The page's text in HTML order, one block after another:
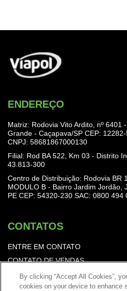
ENDEREÇO
Matriz: Rodovia Vito Ardito, nº 6401
Grande - Caçapava/SP CEP:
CNPJ: 58681867000130
Filial: Rod BA 522, Km 03 - Distrito
43.813-300
Centro de Distribuição: Rodovia BR
MODULO B - Bairro Jardim Jordão,
PE CEP: 54320-230 SAC: 0800 494
CONTATOS
ENTRE EM CONTATO
CONTATO DE VENDAS
TRABALHE CONOSCO
Política de Privacidade
By clicking “Accept All Cookies”,
cookies on your device to enhance